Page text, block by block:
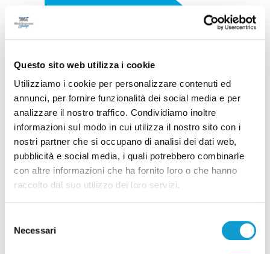
Questo sito web utilizza i cookie
Utilizziamo i cookie per personalizzare contenuti ed
annunci, per fornire funzionalità dei social media e per
analizzare il nostro traffico. Condividiamo inoltre
informazioni sul modo in cui utilizza il nostro sito con i
nostri partner che si occupano di analisi dei dati web,
pubblicità e social media, i quali potrebbero combinarle
con altre informazioni che ha fornito loro o che hanno
raccolto dal suo utilizzo dei loro servizi.
delNecessari